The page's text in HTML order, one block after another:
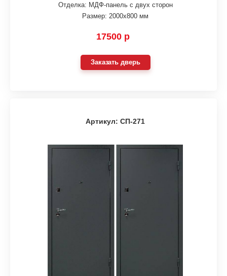
Отделка: МДФ-панель с двух сторон
Размер: 2000х800 мм
17500 р
Заказать дверь
Артикул: СП-271